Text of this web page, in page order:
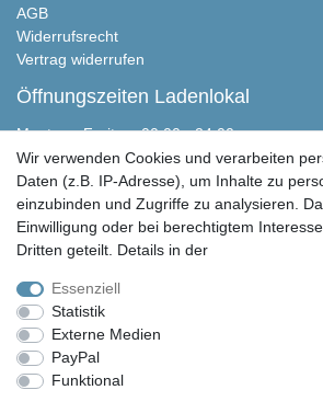
AGB
Widerrufsrecht
Vertrag widerrufen
Öffnungszeiten Ladenlokal
Montag - Freitag, 00:00 - 24:00
Samstag nach Absprache
Sonntag geschlossen
Peter Butschkow Shop
Martensen Handels & Service GmbH
Eichweberstraße 4
D-25821 Bredstedt
04671 943 349 0
04671 943 349 150
info@peter-butschkow.de
Wir verwenden Cookies und verarbeiten
Daten (z.B. IP-Adresse), um Inhalte zu
einzubinden und Zugriffe zu analysieren.
Einwilligung oder bei berechtigtem
Dritten geteilt. Details in der
Essenziell
Statistik
Externe Medien
PayPal
Funktional